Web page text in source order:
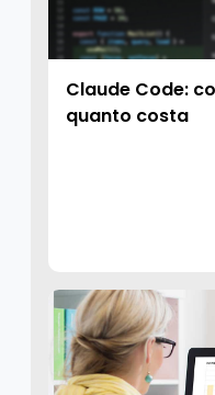
Claude Code:
quanto costa